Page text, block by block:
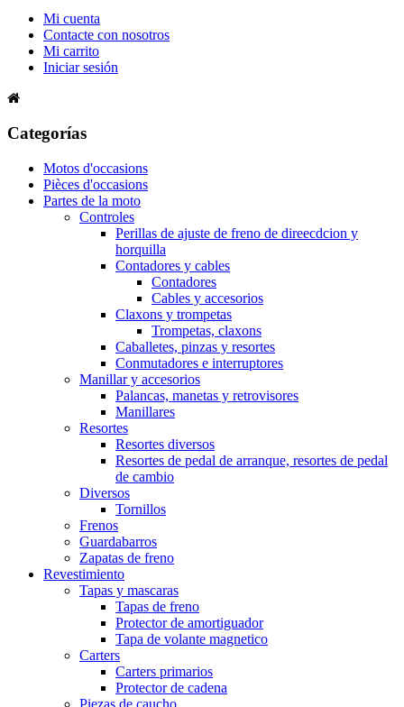
Mi cuenta
Contacte con nosotros
Mi carrito
Iniciar sesión
Categorías
Motos d'occasions
Pièces d'occasions
Partes de la moto
Controles
Perillas de ajuste de freno de direecdcion y
horquilla
Contadores y cables
Contadores
Cables y accesorios
Claxons y trompetas
Trompetas, claxons
Caballetes, pinzas y resortes
Conmutadores e interruptores
Manillar y accesorios
Palancas, manetas y retrovisores
Manillares
Resortes
Resortes diversos
Resortes de pedal de arranque, resortes de pedal
de cambio
Diversos
Tornillos
Frenos
Guardabarros
Zapatas de freno
Revestimiento
Tapas y mascaras
Tapas de freno
Protector de amortiguador
Tapa de volante magnetico
Carters
Carters primarios
Protector de cadena
Piezas de caucho